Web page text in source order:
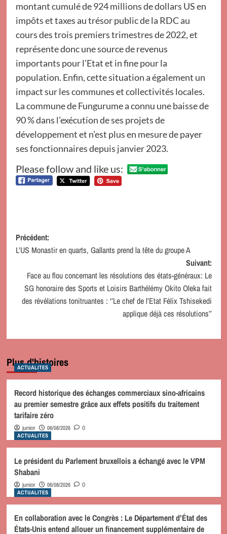
montant cumulé de 924 millions de dollars US en
impôts et taxes au trésor public de la RDC au
cours des trois premiers trimestres de 2022, et
représente donc une source de revenus
importants pour l’Etat et in fine pour la
population. Enfin, cette situation a également un
impact sur les communes et collectivités locales.
La commune de Fungurume a connu une baisse de
90 % dans l’exécution de ses projets de
développement et n’est plus en mesure de payer
ses fonctionnaires depuis janvier 2023.
Please follow and like us:
Navigation
d’article
Précédent:
L’US Monastir en quarts, Gallants prend la tête du groupe A
Suivant:
Face au flou concernant les résolutions des états-généraux: Le
SG honoraire des Sports et Loisirs Barthélémy Okito Oleka fait
des révélations tonitruantes : ‘’Le chef de l’Etat Félix Tshisekedi
applique déjà ces résolutions’’
Plus d'histoires
ACTUALITES
Record historique des échanges commerciaux sino-africains
au premier semestre grâce aux effets positifs du traitement
tarifaire zéro
junior 06/08/2026 0
ACTUALITES
Le président du Parlement bruxellois a échangé avec le VPM
Shabani
junior 06/08/2026 0
ACTUALITES
En collaboration avec le Congrès : Le Département d’État des
États-Unis entend allouer un financement supplémentaire de